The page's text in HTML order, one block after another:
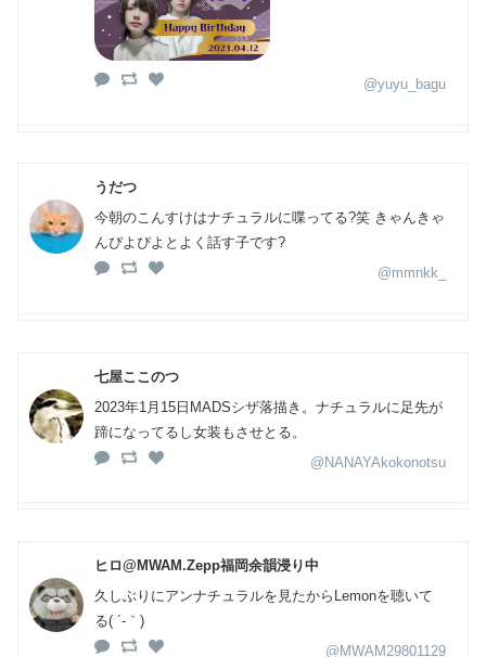
@yuyu_bagu
うだつ
今朝のこんすけはナチュラルに喋ってる?笑 きゃんきゃ
んぴよぴよとよく話す子です?
@mmnkk_
七屋ここのつ
2023年1月15日MADSシザ落描き。ナチュラルに足先が
蹄になってるし女装もさせとる。
@NANAYAkokonotsu
ヒロ@MWAM.Zepp福岡余韻浸り中
久しぶりにアンナチュラルを見たからLemonを聴いて
る( ´-｀)
@MWAM29801129